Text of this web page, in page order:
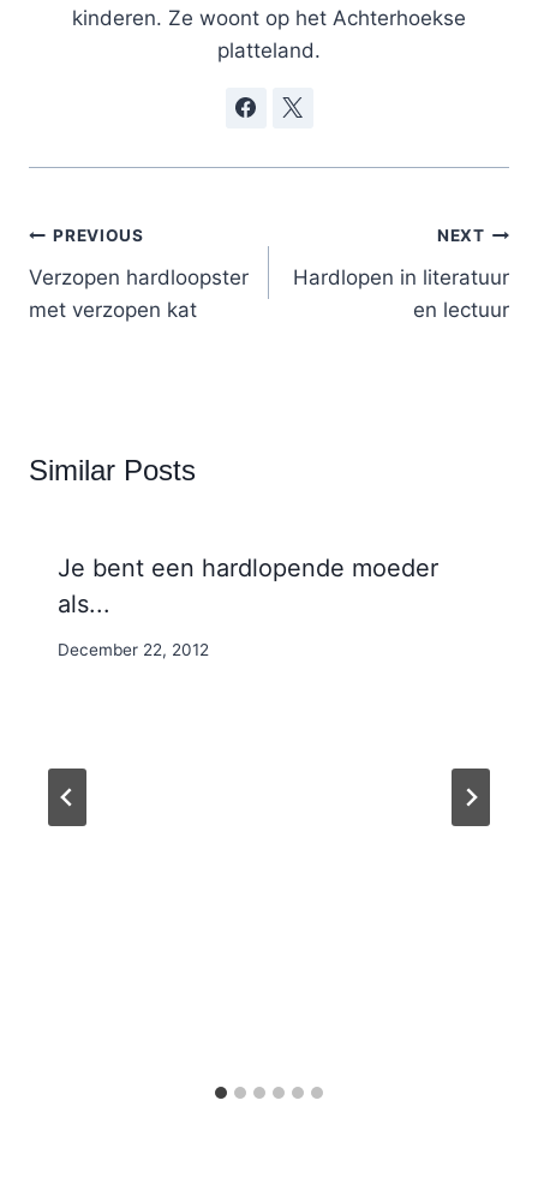
kinderen. Ze woont op het Achterhoekse
platteland.
Post
navigation
PREVIOUS
Verzopen hardloopster
met verzopen kat
NEXT
Hardlopen in literatuur
en lectuur
Similar Posts
Je bent een hardlopende moeder
als...
By
December 22, 2012